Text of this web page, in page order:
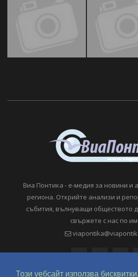
Този уебсайт използва
Виа Понтика - е-медия за новини и
региона. Открийте анализи и
събития, вълнуващи обществото
свържете с нас по